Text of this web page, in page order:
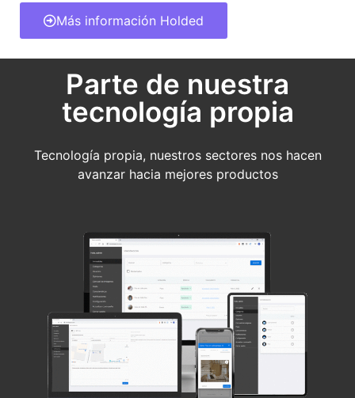
Más información Holded
Parte de nuestra
tecnología propia
Tecnología propia, nuestros sectores nos hacen
avanzar hacia mejores productos